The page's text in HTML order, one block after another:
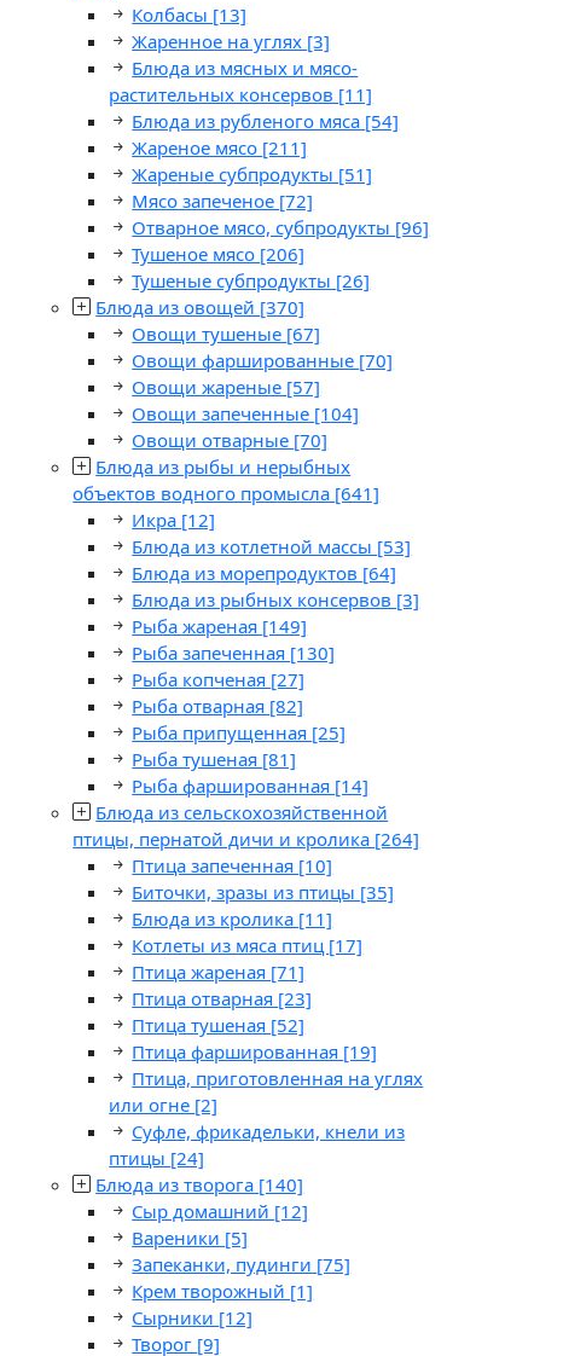
Колбасы [13]
Жаренное на углях [3]
Блюда из мясных и мясо-
растительных консервов [11]
Блюда из рубленого мяса [54]
Жареное мясо [211]
Жареные субпродукты [51]
Мясо запеченое [72]
Отварное мясо, субпродукты [96]
Тушеное мясо [206]
Тушеные субпродукты [26]
Блюда из овощей [370]
Овощи тушеные [67]
Овощи фаршированные [70]
Овощи жареные [57]
Овощи запеченные [104]
Овощи отварные [70]
Блюда из рыбы и нерыбных
объектов водного промысла [641]
Икра [12]
Блюда из котлетной массы [53]
Блюда из морепродуктов [64]
Блюда из рыбных консервов [3]
Рыба жареная [149]
Рыба запеченная [130]
Рыба копченая [27]
Рыба отварная [82]
Рыба припущенная [25]
Рыба тушеная [81]
Рыба фаршированная [14]
Блюда из сельскохозяйственной
птицы, пернатой дичи и кролика [264]
Птица запеченная [10]
Биточки, зразы из птицы [35]
Блюда из кролика [11]
Котлеты из мяса птиц [17]
Птица жареная [71]
Птица отварная [23]
Птица тушеная [52]
Птица фаршированная [19]
Птица, приготовленная на углях
или огне [2]
Суфле, фрикадельки, кнели из
птицы [24]
Блюда из творога [140]
Сыр домашний [12]
Вареники [5]
Запеканки, пудинги [75]
Крем творожный [1]
Сырники [12]
Творог [9]